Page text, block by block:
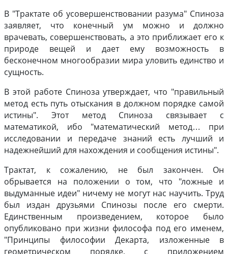
В "Трактате об усовершенствовании разума" Спиноза
заявляет, что конечный ум можно и должно
врачевать, совершенствовать, а это приближает его к
природе вещей и дает ему возможность в
бесконечном многообразии мира уловить единство и
сущность.
В этой работе Спиноза утверждает, что "правильный
метод есть путь отыскания в должном порядке самой
истины". Этот метод Спиноза связывает с
математикой, ибо "математический метод… при
исследовании и передаче знаний есть лучший и
надежнейший для нахождения и сообщения истины".
Трактат, к сожалению, не был закончен. Он
обрывается на положении о том, что "ложные и
выдуманные идеи" ничему не могут нас научить. Труд
был издан друзьями Спинозы после его смерти.
Единственным произведением, которое было
опубликовано при жизни философа под его именем,
"Принципы философии Декарта, изложенные в
геометрическом порядке, с приложением